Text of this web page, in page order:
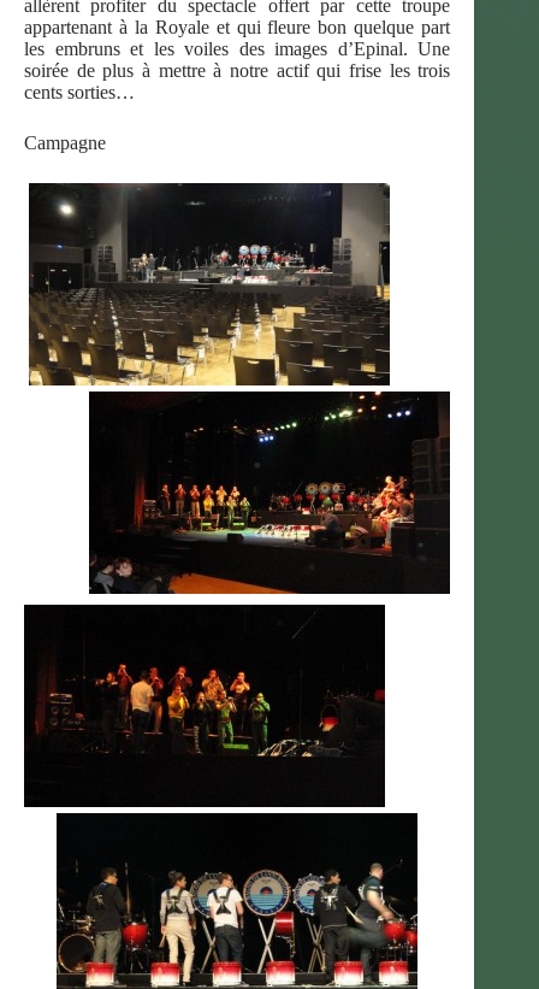
allèrent profiter du spectacle offert par cette troupe
appartenant à la Royale et qui fleure bon quelque part
les embruns et les voiles des images d’Epinal. Une
soirée de plus à mettre à notre actif qui frise les trois
cents sorties…
Campagne